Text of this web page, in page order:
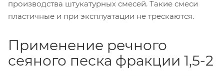
производства штукатурных смесей. Такие смеси
пластичные и при эксплуатации не трескаются.
Применение речного
сеяного песка фракции 1,5-2